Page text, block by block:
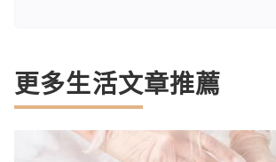
更多生活文章推薦